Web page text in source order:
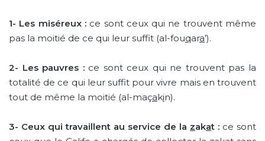
1- Les miséreux : ce sont ceux qui ne trouvent même
pas la moitié de ce qui leur suffit (al-fouqara’).
2- Les pauvres : ce sont ceux qui ne trouvent pas la
totalité de ce qui leur suffit pour vivre mais en trouvent
tout de même la moitié (al-maçakin).
3- Ceux qui travaillent au service de la zakat : ce sont